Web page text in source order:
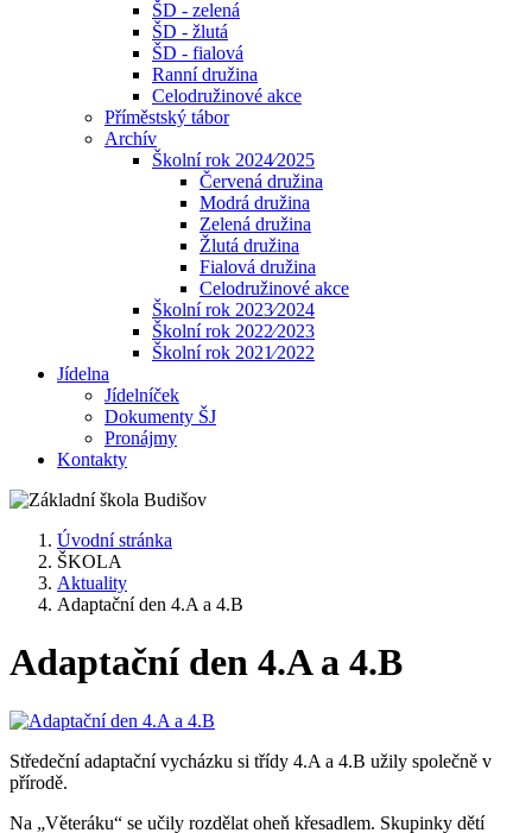
ŠD - zelená
ŠD - žlutá
ŠD - fialová
Ranní družina
Celodružinové akce
Příměstský tábor
Archív
Školní rok 2024⁄2025
Červená družina
Modrá družina
Zelená družina
Žlutá družina
Fialová družina
Celodružinové akce
Školní rok 2023⁄2024
Školní rok 2022⁄2023
Školní rok 2021⁄2022
Jídelna
Jídelníček
Dokumenty ŠJ
Pronájmy
Kontakty
Úvodní stránka
ŠKOLA
Aktuality
Adaptační den 4.A a 4.B
Adaptační den 4.A a 4.B
Středeční adaptační vycházku si třídy 4.A a 4.B užily společně v
přírodě.
Na „Věteráku“ se učily rozdělat oheň křesadlem. Skupinky dětí